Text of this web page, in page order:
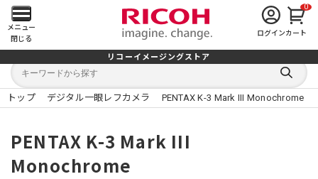
メ
イ
ン
メ
ニ
ュ
メニュー
閉じる
ログイン
0
カート
リコーイメージングストア
キ
ワ
ー
キ
検
索
す
る
トップ デジタル一眼レフカメラ PENTAX K-3 Mark III Monochrome
PENTAX K-3 Mark III
Monochrome